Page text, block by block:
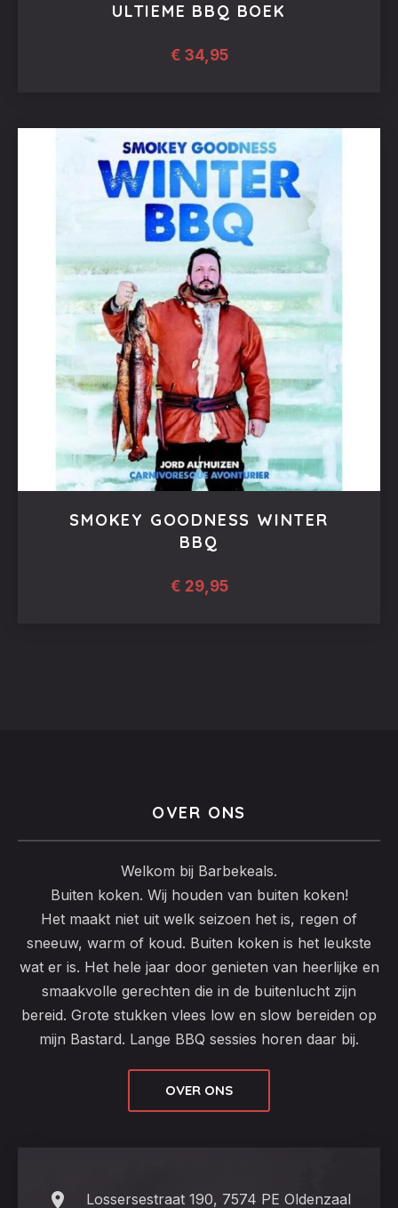
ULTIEME BBQ BOEK
€ 34,95
SMOKEY GOODNESS WINTER
BBQ
€ 29,95
OVER ONS
Welkom bij Barbekeals.
Buiten koken. Wij houden van buiten koken!
Het maakt niet uit welk seizoen het is, regen of
sneeuw, warm of koud. Buiten koken is het leukste
wat er is. Het hele jaar door genieten van heerlijke en
smaakvolle gerechten die in de buitenlucht zijn
bereid. Grote stukken vlees low en slow bereiden op
mijn Bastard. Lange BBQ sessies horen daar bij.
OVER ONS
Lossersestraat 190, 7574 PE Oldenzaal